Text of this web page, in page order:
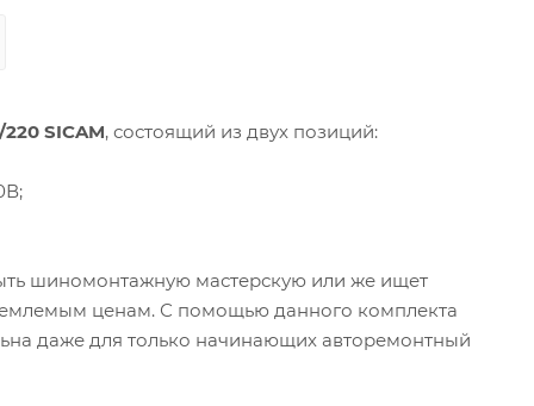
SICAM, состоящий из двух позиций:
шиномонтажную мастерскую или же ищет
ценам. С помощью данного комплекта
даже для только начинающих авторемонтный